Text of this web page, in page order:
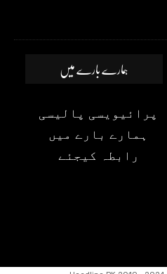
ہمارے بارے میں
پرائیویسی پالیسی
ہمارے بارے میں
رابطہ کیجئے